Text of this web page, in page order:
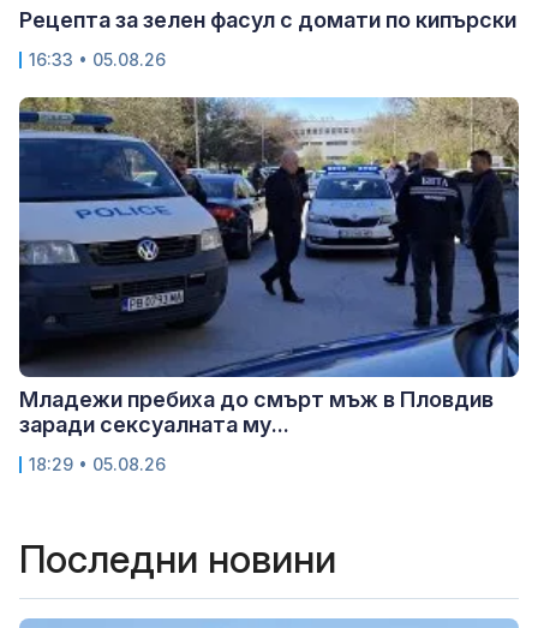
Рецепта за зелен фасул с домати по кипърски
16:33 • 05.08.26
Младежи пребиха до смърт мъж в Пловдив
заради сексуалната му...
18:29 • 05.08.26
Последни новини